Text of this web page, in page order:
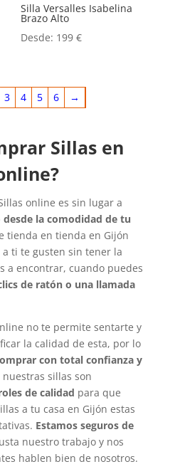
Silla Versalles Isabelina
Brazo Alto
Desde: 199€
3 4 5 6 →
Sillas en
online es sin lugar a
la comodidad de tu
tienda en tienda en Gijón
ti te gusten sin tener la
a encontrar, cuando puedes
de ratón o una llamada
no te permite sentarte y
la calidad de esta, por lo
con total confianza y
nuestras sillas son
de calidad para que
a tu casa en Gijón estas
Estamos seguros de
nuestro trabajo y nos
hablen bien de nosotros.